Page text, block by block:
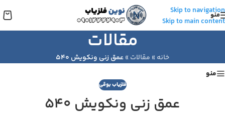
Skip to navigation
Skip to main content
منو
مقالات
خانه » مقالات »عمق زنی ونکویش 540
منو
فلزیاب بوقی
عمق زنی ونکویش 540